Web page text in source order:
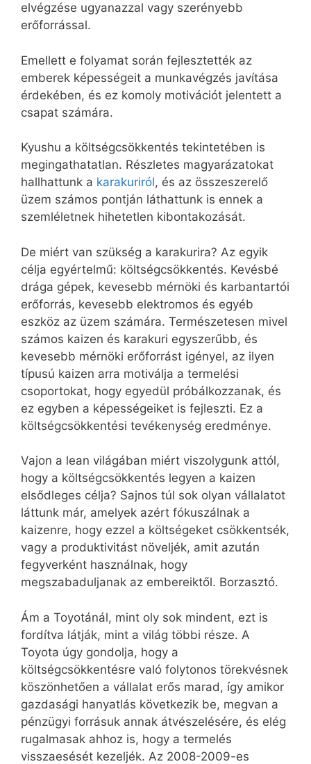
elvégzése ugyanazzal vagy szerényebb
erőforrással.
Emellett e folyamat során fejlesztették az
emberek képességeit a munkavégzés javítása
érdekében, és ez komoly motivációt jelentett a
csapat számára.
Kyushu a költségcsökkentés tekintetében is
megingathatatlan. Részletes magyarázatokat
hallhattunk a karakuriról, és az összeszerelő
üzem számos pontján láthattunk is ennek a
szemléletnek hihetetlen kibontakozását.
De miért van szükség a karakurira? Az egyik
célja egyértelmű: költségcsökkentés. Kevésbé
drága gépek, kevesebb mérnöki és karbantartói
erőforrás, kevesebb elektromos és egyéb
eszköz az üzem számára. Természetesen mivel
számos kaizen és karakuri egyszerűbb, és
kevesebb mérnöki erőforrást igényel, az ilyen
típusú kaizen arra motiválja a termelési
csoportokat, hogy egyedül próbálkozzanak, és
ez egyben a képességeiket is fejleszti. Ez a
költségcsökkentési tevékenység eredménye.
Vajon a lean világában miért viszolygunk attól,
hogy a költségcsökkentés legyen a kaizen
elsődleges célja? Sajnos túl sok olyan vállalatot
láttunk már, amelyek azért fókuszálnak a
kaizenre, hogy ezzel a költségeket csökkentsék,
vagy a produktivitást növeljék, amit azután
fegyverként használnak, hogy
megszabaduljanak az embereiktől. Borzasztó.
Ám a Toyotánál, mint oly sok mindent, ezt is
fordítva látják, mint a világ többi része. A
Toyota úgy gondolja, hogy a
költségcsökkentésre való folytonos törekvésnek
köszönhetően a vállalat erős marad, így amikor
gazdasági hanyatlás következik be, megvan a
pénzügyi forrásuk annak átvészelésére, és elég
rugalmasak ahhoz is, hogy a termelés
visszaesését kezeljék. Az 2008-2009-es